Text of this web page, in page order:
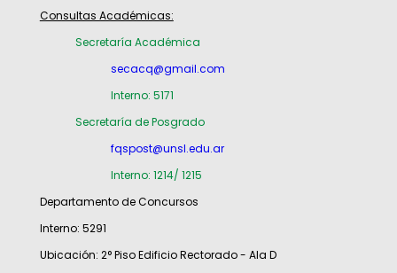
Consultas Académicas:
Secretaría Académica
secacq@gmail.com
Interno: 5171
Secretaría de Posgrado
fqspost@unsl.edu.ar
Interno: 1214/ 1215
Departamento de Concursos
Interno: 5291
Ubicación: 2° Piso Edificio Rectorado - Ala D